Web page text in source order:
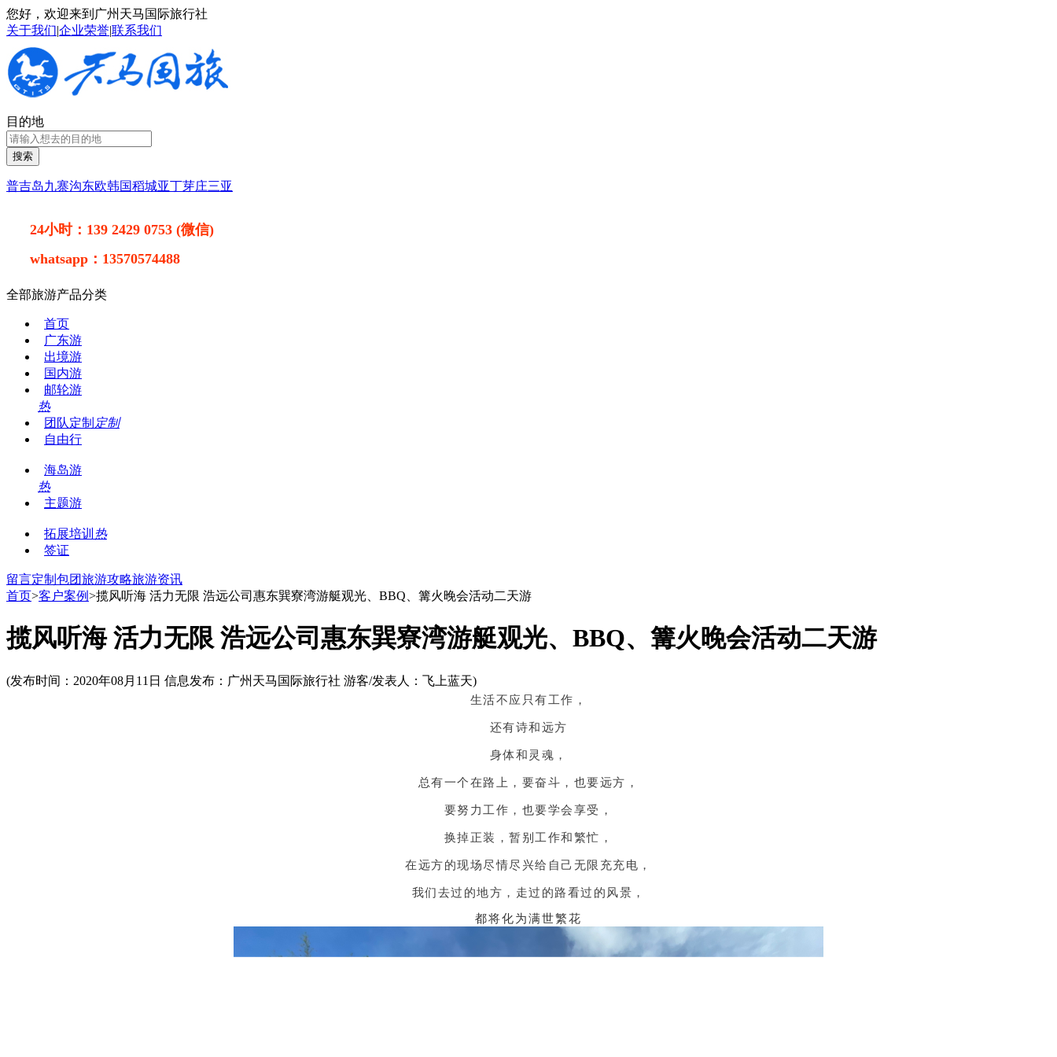
您好，欢迎来到广州天马国际旅行社
关于我们|企业荣誉|联系我们
目的地
搜索
普吉岛九寨沟东欧韩国稻城亚丁芽庄三亚
24小时： 139 2429 0753 (微信)
whatsapp： 13570574488
全部旅游产品分类
首页
广东游
出境游
国内游
邮轮游
热
团队定制 定制
自由行
海岛游
热
主题游
拓展培训 热
签证
留言定制包团旅游攻略旅游资讯
首页>客户案例>揽风听海 活力无限 浩远公司惠东巽寮湾游艇观光、BBQ、篝火晚会活动二天游
揽风听海 活力无限 浩远公司惠东巽寮湾游艇观光、BBQ、篝火晚会活动二天游
(发布时间：2020年08月11日 信息发布：广州天马国际旅行社 游客/发表人：飞上蓝天)
生活不应只有工作，
还有诗和远方
身体和灵魂，
总有一个在路上，要奋斗，也要远方，
要努力工作，也要学会享受，
换掉正装，暂别工作和繁忙，
在远方的现场尽情尽兴给自己无限充充电，
我们去过的地方，走过的路看过的风景，
都将化为满世繁花